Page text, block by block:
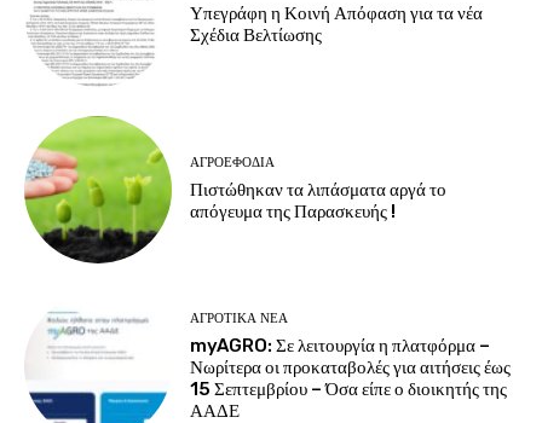
Υπεγράφη η Κοινή Απόφαση για τα νέα
Σχέδια Βελτίωσης
ΑΓΡΟΕΦΌΔΙΑ
Πιστώθηκαν τα λιπάσματα αργά το
απόγευμα της Παρασκευής !
ΑΓΡΟΤΙΚΆ ΝΈΑ
myAGRO: Σε λειτουργία η πλατφόρμα –
Νωρίτερα οι προκαταβολές για αιτήσεις έως
15 Σεπτεμβρίου – Όσα είπε ο διοικητής της
ΑΑΔΕ